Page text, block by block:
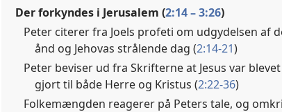
Der forkyndes i Jerusalem (2:14 – 3:26)
Peter citerer fra Joels profeti om udgydelsen af
ånd og Jehovas strålende dag (2:14-21)
Peter beviser ud fra Skrifterne at Jesus var
gjort til både Herre og Kristus (2:22-36)
Folkemængden reagerer på Peters tale, og